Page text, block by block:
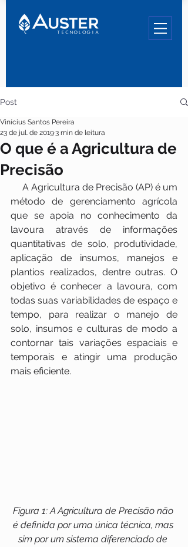
Post
O que é a Agricultura de
Precisão
Vinícius Santos Pereira
23 de jul. de 20193 min de leitura
método de gerenciamento agrícola
que se apoia no conhecimento da
lavoura através de informações
quantitativas de solo, produtividade,
aplicação de insumos, manejos e
plantios realizados, dentre outras. O
objetivo é conhecer a lavoura, com
todas suas variabilidades de espaço e
tempo, para realizar o manejo de
solo, insumos e culturas de modo a
contornar tais variações espaciais e
temporais e atingir uma produção
mais eficiente.
Figura 1: A Agricultura de Precisão não
é definida por uma única técnica, mas
sim por um sistema diferenciado de